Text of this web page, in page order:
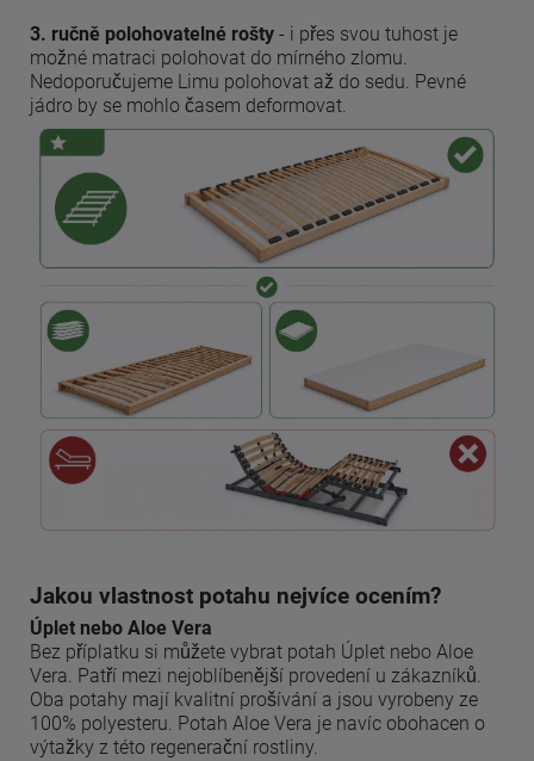
3. ručně polohovatelné rošty - i přes svou tuhost je
možné matraci polohovat do mírného zlomu.
Nedoporučujeme Limu polohovat až do sedu. Pevné
jádro by se mohlo časem deformovat.
Jakou vlastnost potahu nejvíce ocením?
Úplet nebo Aloe Vera
Bez příplatku si můžete vybrat potah Úplet nebo Aloe
Vera. Patří mezi nejoblíbenější provedení u zákazníků.
Oba potahy mají kvalitní prošívání a jsou vyrobeny ze
100% polyesteru. Potah Aloe Vera je navíc obohacen o
výtažky z této regenerační rostliny.